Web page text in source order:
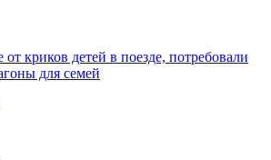
криков детей в поезде, потребовали
для семей